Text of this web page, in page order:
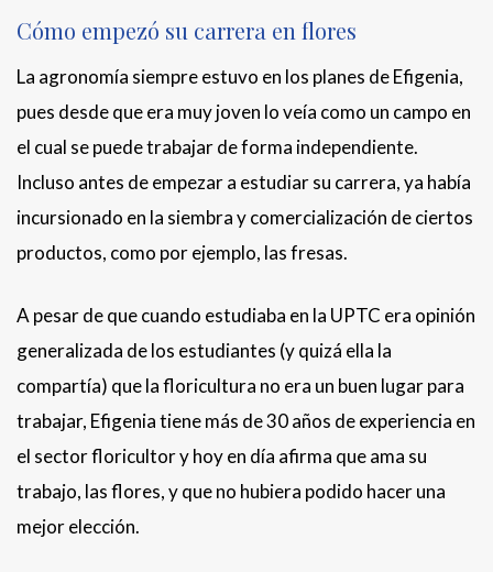
Cómo empezó su carrera en flores
La agronomía siempre estuvo en los planes de Efigenia,
pues desde que era muy joven lo veía como un campo en
el cual se puede trabajar de forma independiente.
Incluso antes de empezar a estudiar su carrera, ya había
incursionado en la siembra y comercialización de ciertos
productos, como por ejemplo, las fresas.
A pesar de que cuando estudiaba en la UPTC era opinión
generalizada de los estudiantes (y quizá ella la
compartía) que la floricultura no era un buen lugar para
trabajar, Efigenia tiene más de 30 años de experiencia en
el sector floricultor y hoy en día afirma que ama su
trabajo, las flores, y que no hubiera podido hacer una
mejor elección.